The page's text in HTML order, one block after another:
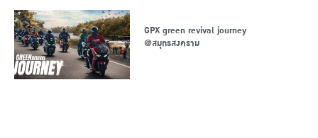
GPX green revival journey
@สมุทรสงคราม